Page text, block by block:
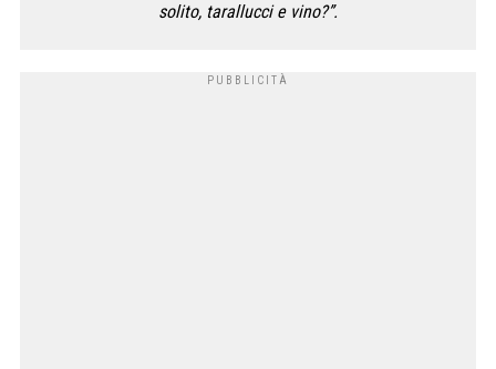
solito, tarallucci e vino?”.